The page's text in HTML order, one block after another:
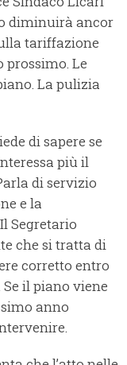
diminuirà ancor
tariffazione
prossimo. Le
La pulizia
di sapere se
più il
di servizio
e la
Segretario
che si tratta di
corretto entro
il piano viene
anno